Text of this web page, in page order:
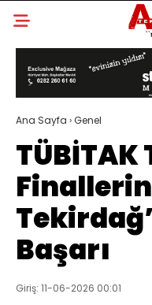
Ana Sayfa ›Genel
Başarı
Giriş: 11-06-2026 00:01